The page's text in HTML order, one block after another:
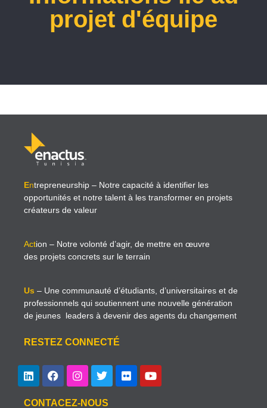
projet d'équipe
Entrepreneurship – Notre capacité à identifier les
opportunités et notre talent à les transformer en projets
créateurs de valeur
Action – Notre volonté d’agir, de mettre en œuvre
des projets concrets sur le terrain
Us – Une communauté d’étudiants, d’universitaires et de
professionnels qui soutiennent une nouvelle génération
de jeunes leaders à devenir des agents du changement
RESTEZ CONNECTÉ
CONTACEZ-NOUS